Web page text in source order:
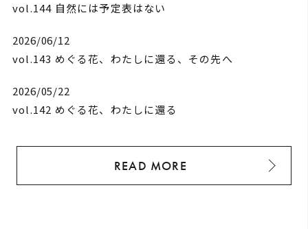
vol.144 自然には予定表はない
2026/06/12
vol.143 めぐる花、わたしに還る、その先へ
2026/05/22
vol.142 めぐる花、わたしに還る
READ MORE